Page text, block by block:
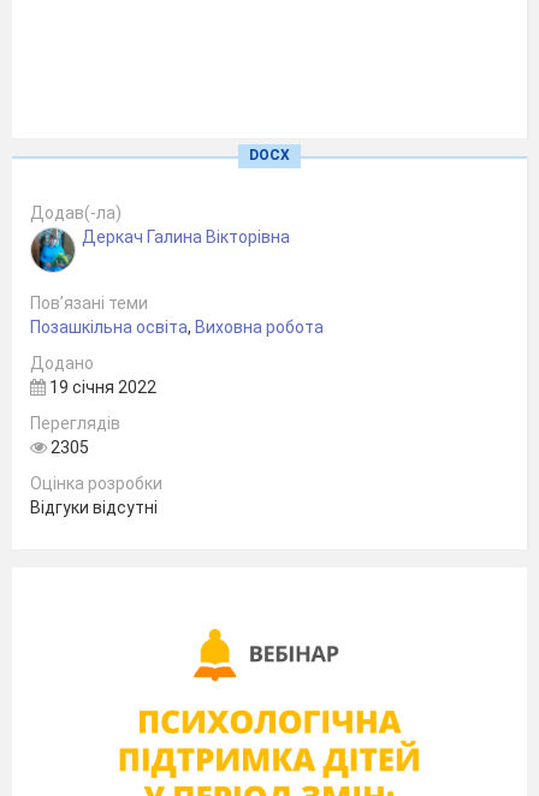
майна, привчати відповідати за те, що вчинив із
шкільним майном, вміти відповідати за скоєне
Ознайомити учнів із законами та мірами покарання для
неповнолітніх за скоєний той чи інший злочин.
Хідбесіди
У нашій державі щорічно будувались і будуються нові
DOCX
Додав(-ла)
Деркач Галина Вікторівна
Пов’язані теми
Позашкільна освіта, Виховна робота
Додано
19 січня 2022
Переглядів
2305
Оцінка розробки
Відгуки відсутні